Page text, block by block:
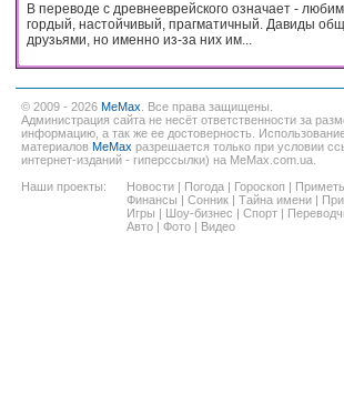
В переводе с древнееврейского означает -
гордый, настойчивый, прагматичный. Давиды
друзьями, но именно из-за них им...
© 2009 - 2026 MeMax . Все права защищены.
Администрация сайта не несёт ответственности за
информацию, а так же ее достоверность.
материалов MeMax разрешается только при условии
интернет-изданий - гиперссылки) на MeMax.com.ua.
Наши проекты:
Новости | Погода | Гороскоп |
Финансы | Сонник | Тайна имени |
Игры | Шоу-бизнес | Спорт |
Авто | Фото | Видео